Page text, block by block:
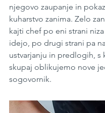
njegovo zaupanje in
kuharstvo zanima. Zelo
kajti chef po eni strani
idejo, po drugi strani pa
ustvarjanju in predlogih, s
skupaj oblikujemo nove
sogovornik.